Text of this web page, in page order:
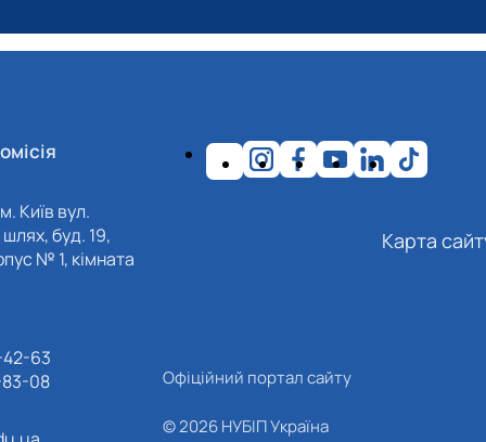
Київ вул.
шлях, буд. 19,
№ 1, кімната
63
08
Карта
Офіційний портал сайту
© 2026 НУБІП Україна